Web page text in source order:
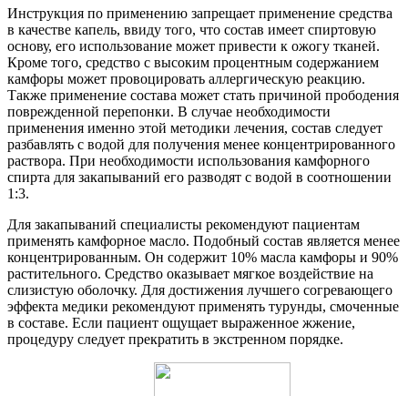
Инструкция по применению запрещает применение средства
в качестве капель, ввиду того, что состав имеет спиртовую
основу, его использование может привести к ожогу тканей.
Кроме того, средство с высоким процентным содержанием
камфоры может провоцировать аллергическую реакцию.
Также применение состава может стать причиной прободения
поврежденной перепонки. В случае необходимости
применения именно этой методики лечения, состав следует
разбавлять с водой для получения менее концентрированного
раствора. При необходимости использования камфорного
спирта для закапываний его разводят с водой в соотношении
1:3.
Для закапываний специалисты рекомендуют пациентам
применять камфорное масло. Подобный состав является менее
концентрированным. Он содержит 10% масла камфоры и 90%
растительного. Средство оказывает мягкое воздействие на
слизистую оболочку. Для достижения лучшего согревающего
эффекта медики рекомендуют применять турунды, смоченные
в составе. Если пациент ощущает выраженное жжение,
процедуру следует прекратить в экстренном порядке.